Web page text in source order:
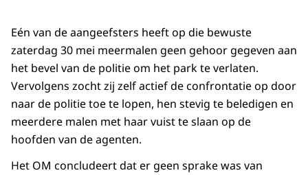
Eén van de aangeefsters heeft op die bewuste
zaterdag 30 mei meermalen geen gehoor gegeven aan
het bevel van de politie om het park te verlaten.
Vervolgens zocht zij zelf actief de confrontatie op door
naar de politie toe te lopen, hen stevig te beledigen en
meerdere malen met haar vuist te slaan op de
hoofden van de agenten.
Het OM concludeert dat er geen sprake was van